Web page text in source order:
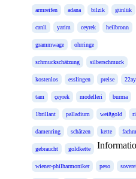
armreifen adana bilzik günlük
canli yarim ceyrek heilbronn
grammwage ohrringe
schmuckschätzung silberschmuck
kostenlos esslingen preise
tam çeyrek modelleri burma
1brillant palladium weißgold
damenring schätzen kette
gebraucht goldkette
wiener-philharmoniker peso